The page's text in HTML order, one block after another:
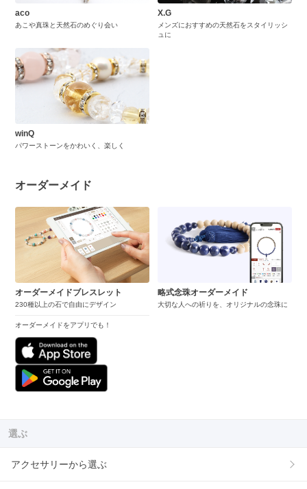
aco
あこや真珠と天然石のめぐり会い
X.G
メンズにおすすめの天然石をスタイリッシ
ュに
winQ
パワーストーンをかわいく、楽しく
オーダーメイド
オーダーメイドブレスレット
230種以上の石で自由にデザイン
オーダーメイドをアプリでも！
略式念珠オーダーメイド
大切な人への祈りを、オリジナルの念珠に
選ぶ
アクセサリーから選ぶ